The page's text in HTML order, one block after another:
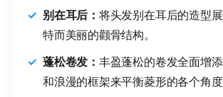
别在耳后： 将头发别在耳后的造型
特而美丽的颧骨结构。
蓬松卷发： 丰盈蓬松的卷发全面增
和浪漫的框架来平衡菱形的各个角度